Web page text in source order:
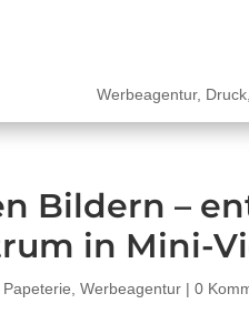
Werbeagentur,
Bildern –
in Mini-
Papeterie ,Werbeagentur |0